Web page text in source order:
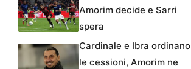
Amorim decide e Sarri
spera
Cardinale e Ibra ordinano
le cessioni, Amorim ne